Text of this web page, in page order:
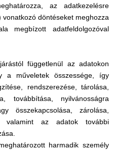
az adatkezelésre
döntéseket meghozza
megbízott adatfeldolgozóval
függetlenül az adatokon
a műveletek összessége, így
rendszerezése, tárolása,
továbbítása, nyilvánosságra
összekapcsolása, zárolása,
valamint az adatok további
harmadik személy